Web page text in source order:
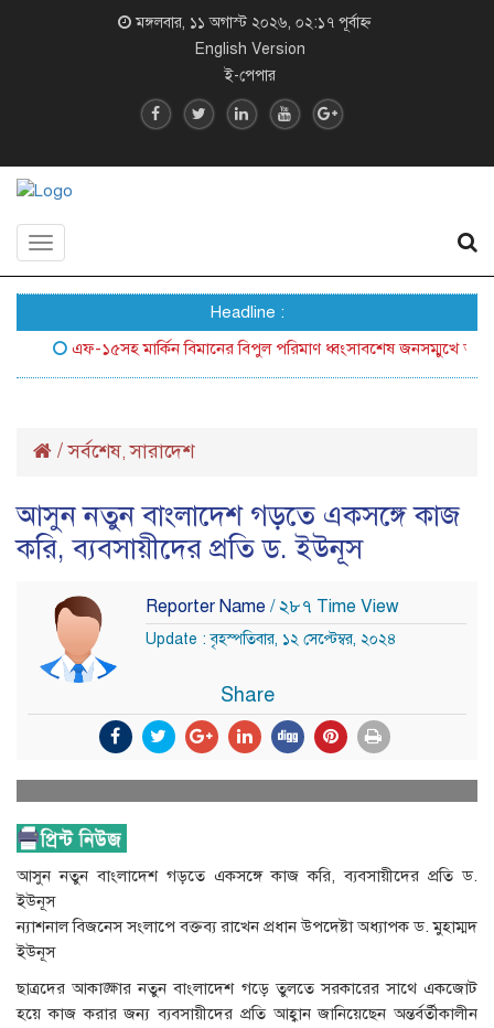
মঙ্গলবার, ১১ অগাস্ট ২০২৬, ০২:১৭ পূর্বাহ্ন
English Version
ই-পেপার
Toggle
Headline :
এফ-১৫সহ মার্কিন বিমানের বিপুল পরিমাণ ধ্বংসাবশেষ জনসম্মুখে আনল ইরান
/সর্বশেষ,সারাদেশ
আসুন নতুন বাংলাদেশ গড়তে একসঙ্গে কাজ
করি, ব্যবসায়ীদের প্রতি ড. ইউনূস
Reporter Name / ২৮৭ Time View
Update : বৃহস্পতিবার, ১২ সেপ্টেম্বর, ২০২৪
Share
আসুন নতুন বাংলাদেশ গড়তে একসঙ্গে কাজ করি, ব্যবসায়ীদের প্রতি ড.
ইউনূস
ন্যাশনাল বিজনেস সংলাপে বক্তব্য রাখেন প্রধান উপদেষ্টা অধ্যাপক ড. মুহাম্মদ
ইউনূস
ছাত্রদের আকাঙ্ক্ষার নতুন বাংলাদেশ গড়ে তুলতে সরকারের সাথে একজোট
হয়ে কাজ করার জন্য ব্যবসায়ীদের প্রতি আহ্বান জানিয়েছেন অন্তর্বর্তীকালীন